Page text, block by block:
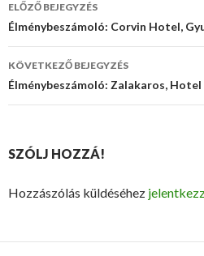
Bejegyzés
navigáció
ELŐZŐ BEJEGYZÉS
Élménybeszámoló: Corvin Hotel,
KÖVETKEZŐ BEJEGYZÉS
Élménybeszámoló: Zalakaros, Hotel
SZÓLJ HOZZÁ!
Hozzászólás küldéséhez